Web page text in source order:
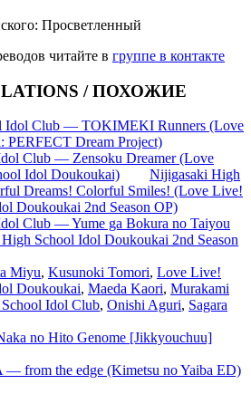
Просветленный
читайте в группе в контакте
/ ПОХОЖИЕ
Idol Club — TOKIMEKI Runners (Love
PERFECT Dream Project)
Club — Zensoku Dreamer (Love
Idol Doukoukai)
Nijigasaki High
Dreams! Colorful Smiles! (Love Live!
Doukoukai 2nd Season OP)
Club — Yume ga Bokura no Taiyou
School Idol Doukoukai 2nd Season
Miyu, Kusunoki Tomori, Love Live!
Doukoukai, Maeda Kaori, Murakami
Idol Club, Onishi Aguri, Sagara
no Hito Genome [Jikkyouchuu]
— from the edge (Kimetsu no Yaiba ED)